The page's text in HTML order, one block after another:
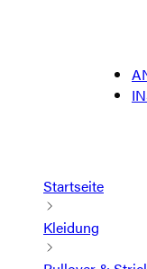
Startseite
Kleidung